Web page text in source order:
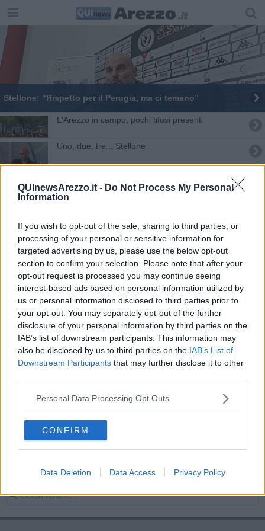
QUInewsArezzo.it - Do Not Process My Personal
Information
If you wish to opt-out of the sale, sharing to third parties, or
processing of your personal or sensitive information for
targeted advertising by us, please use the below opt-out
section to confirm your selection. Please note that after your
opt-out request is processed you may continue seeing
interest-based ads based on personal information utilized by
us or personal information disclosed to third parties prior to
your opt-out. You may separately opt-out of the further
disclosure of your personal information by third parties on the
IAB’s list of downstream participants. This information may
also be disclosed by us to third parties on the IAB’s List of
Downstream Participants that may further disclose it to other
Personal Data Processing Opt Outs
CONFIRM
Data Deletion Data Access Privacy Policy
​Stellone: “Rispetto per il Perugia, ma ci temano”
​L'Arezzo in campo, pochi tifosi presenti
​Uno, due, tre... Stellone
MODENA-AREZZO: 3-1, una sconfitta che pesa
Stellone: “Siamo pronti alla partita della vita”
Carletti non ce la fa per la sfida al Cesena
Stellone e il suo staff si sono dimessi
​Arezzo-Feralpisalò: fischia Costanza di Agrigento
Parte l'era Stellone, con la Feralpi la prova del 9
​Stellone sarà in panchina con la Vis Pesaro
"Lavoro, concretezza e praticità", Stellone docet
Stellone in campo per preparare la Feralpisalò
Arezzo-Feralpisalò 2-3: il film del primo tempo